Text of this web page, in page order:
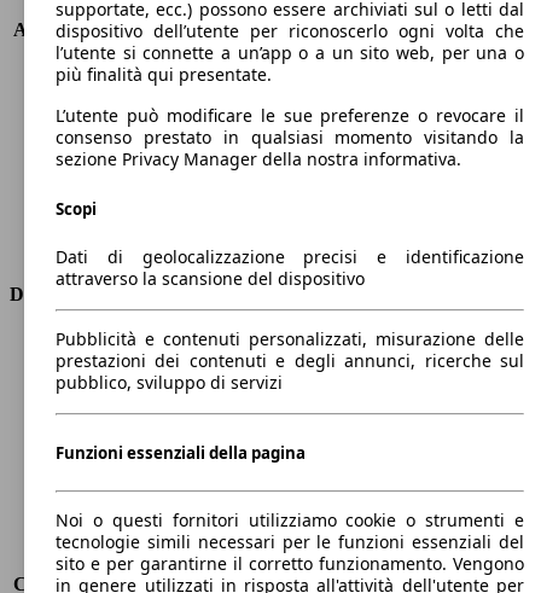
Accelerazione (0-100 km/h)
10.7s
Velocità massima (km/h)
175 km/h
Numero di marce
5
Coppia
190 nm
Cilindrata
1198 ccm
Carburante
Benzina
Trasmissione
Dimensioni
Lunghezza
4360 mm
Altezza
1850 mm
Larghezza
Peso massimo
1823 kg
Sedili
5
Carico sul tetto
-
Capacità di traino (senza freni) -
supportate, ecc.) possono essere archiviati sul o letti dal
dispositivo dell’utente per riconoscerlo ogni volta che
l’utente si connette a un’app o a un sito web, per una o
più finalità qui presentate.
L’utente può modificare le sue preferenze o revocare il
consenso prestato in qualsiasi momento visitando la
sezione Privacy Manager della nostra informativa.
Scopi
Dati di geolocalizzazione precisi e identificazione
attraverso la scansione del dispositivo
Pubblicità e contenuti personalizzati, misurazione delle
prestazioni dei contenuti e degli annunci, ricerche sul
pubblico, sviluppo di servizi
Funzioni essenziali della pagina
Noi o questi fornitori utilizziamo cookie o strumenti e
tecnologie simili necessari per le funzioni essenziali del
sito e per garantirne il corretto funzionamento. Vengono
in genere utilizzati in risposta all'attività dell'utente per